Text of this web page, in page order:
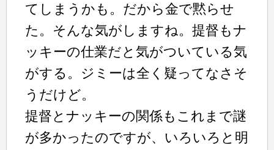
てしまうかも。だから金で黙らせ
た。そんな気がしますね。提督もナ
ッキーの仕業だと気がついている気
がする。ジミーは全く疑ってなさそ
うだけど。
提督とナッキーの関係もこれまで謎
が多かったのですが、いろいろと明